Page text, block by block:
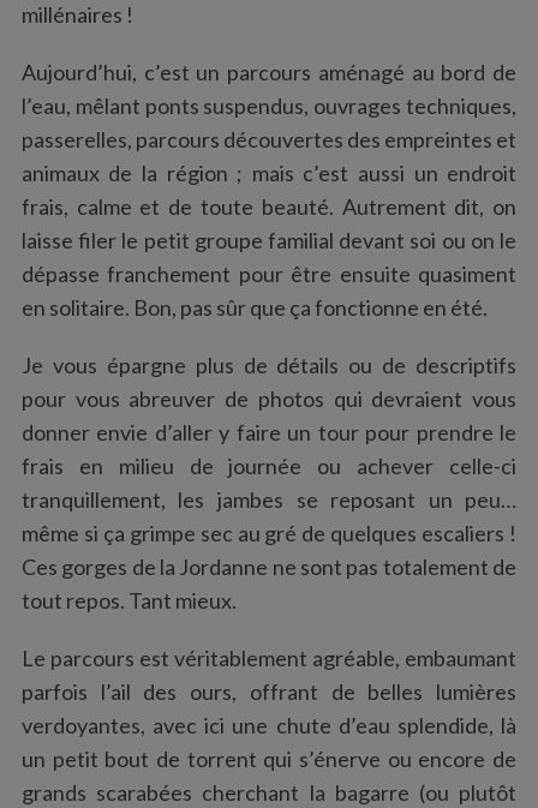
millénaires !
Aujourd’hui, c’est un parcours aménagé au bord de
l’eau, mêlant ponts suspendus, ouvrages techniques,
passerelles, parcours découvertes des empreintes et
animaux de la région ; mais c’est aussi un endroit
frais, calme et de toute beauté. Autrement dit, on
laisse filer le petit groupe familial devant soi ou on le
dépasse franchement pour être ensuite quasiment
en solitaire. Bon, pas sûr que ça fonctionne en été.
Je vous épargne plus de détails ou de descriptifs
pour vous abreuver de photos qui devraient vous
donner envie d’aller y faire un tour pour prendre le
frais en milieu de journée ou achever celle-ci
tranquillement, les jambes se reposant un peu…
même si ça grimpe sec au gré de quelques escaliers !
Ces gorges de la Jordanne ne sont pas totalement de
tout repos. Tant mieux.
Le parcours est véritablement agréable, embaumant
parfois l’ail des ours, offrant de belles lumières
verdoyantes, avec ici une chute d’eau splendide, là
un petit bout de torrent qui s’énerve ou encore de
grands scarabées cherchant la bagarre (ou plutôt